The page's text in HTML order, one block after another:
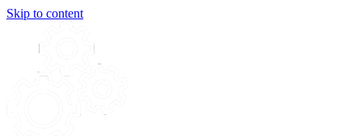
Skip to content